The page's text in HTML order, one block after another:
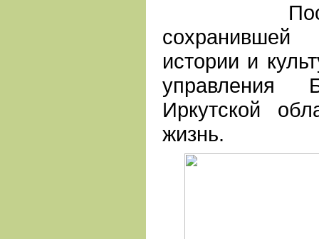
После
истории и
управления
Иркутской
жизнь.